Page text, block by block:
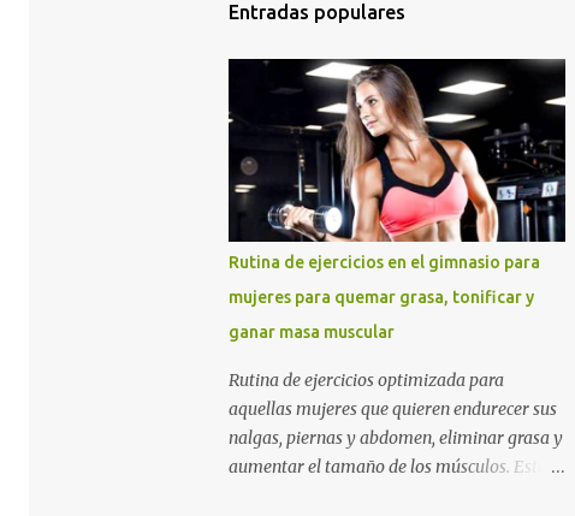
Entradas populares
Rutina de ejercicios en el gimnasio para
mujeres para quemar grasa, tonificar y
ganar masa muscular
Rutina de ejercicios optimizada para
aquellas mujeres que quieren endurecer sus
nalgas, piernas y abdomen, eliminar grasa y
aumentar el tamaño de los músculos. Esta